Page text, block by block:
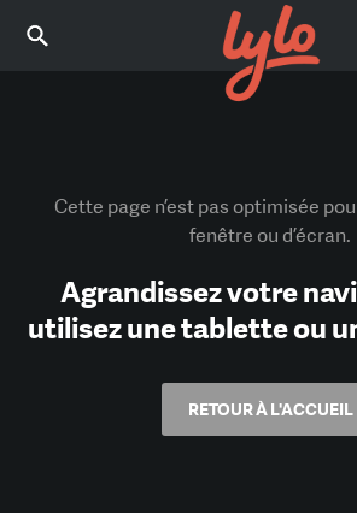
Cette page n’est pas optimisée
fenêtre ou d’écran.
Agrandissez votre
utilisez une tablette ou
RETOUR À L'ACCUEIL